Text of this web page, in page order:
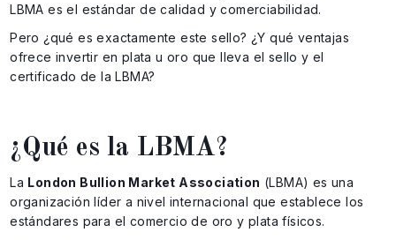
LBMA es el estándar de calidad y comerciabilidad.
Pero ¿qué es exactamente este sello? ¿Y qué ventajas
ofrece invertir en plata u oro que lleva el sello y el
certificado de la LBMA?
¿Qué es la LBMA?
La London Bullion Market Association (LBMA) es una
organización líder a nivel internacional que establece los
estándares para el comercio de oro y plata físicos.